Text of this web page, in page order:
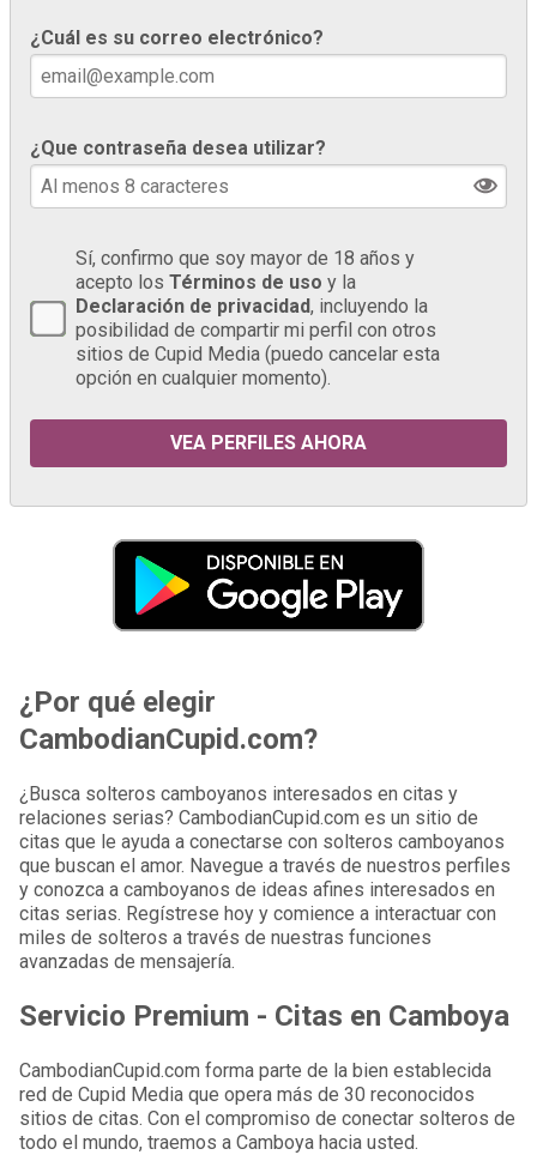
¿Cuál es su correo electrónico?
¿Que contraseña desea utilizar?
Sí, confirmo que soy mayor de 18 años y
acepto los Términos de uso y la
Declaración de privacidad, incluyendo la
posibilidad de compartir mi perfil con otros
sitios de Cupid Media (puedo cancelar esta
opción en cualquier momento).
¿Por qué elegir
CambodianCupid.com?
¿Busca solteros camboyanos interesados ​​en citas y
relaciones serias? CambodianCupid.com es un sitio de
citas que le ayuda a conectarse con solteros camboyanos
que buscan el amor. Navegue a través de nuestros perfiles
y conozca a camboyanos de ideas afines interesados ​​en
citas serias. Regístrese hoy y comience a interactuar con
miles de solteros a través de nuestras funciones
avanzadas de mensajería.
Servicio Premium - Citas en Camboya
CambodianCupid.com forma parte de la bien establecida
red de Cupid Media que opera más de 30 reconocidos
sitios de citas. Con el compromiso de conectar solteros de
todo el mundo, traemos a Camboya hacia usted.